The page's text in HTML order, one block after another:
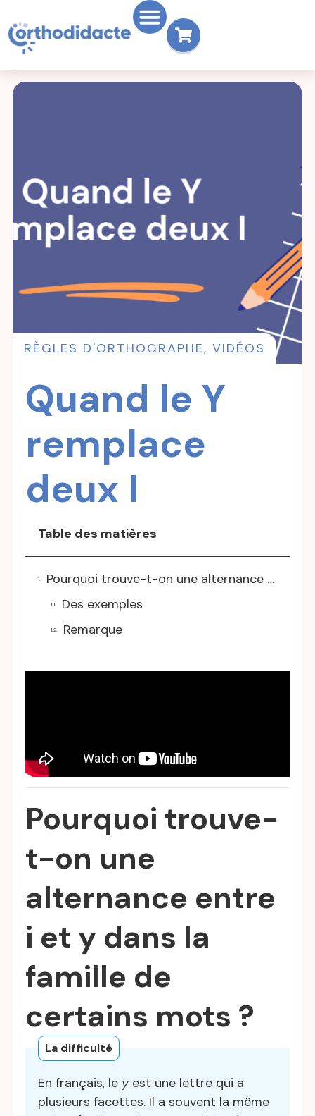
RÈGLES D'ORTHOGRAPHE, VIDÉOS
Quand le Y
remplace
deux I
Table des matières
Pourquoi trouve-t-on une alternance entre i et y dans la famille de certains mots ?
Des exemples
Remarque
Pourquoi trouve-
t-on une
alternance entre
i et y dans la
famille de
certains mots ?
La difficulté
En français, le yest une lettre qui a
plusieurs facettes. Il a souvent la même